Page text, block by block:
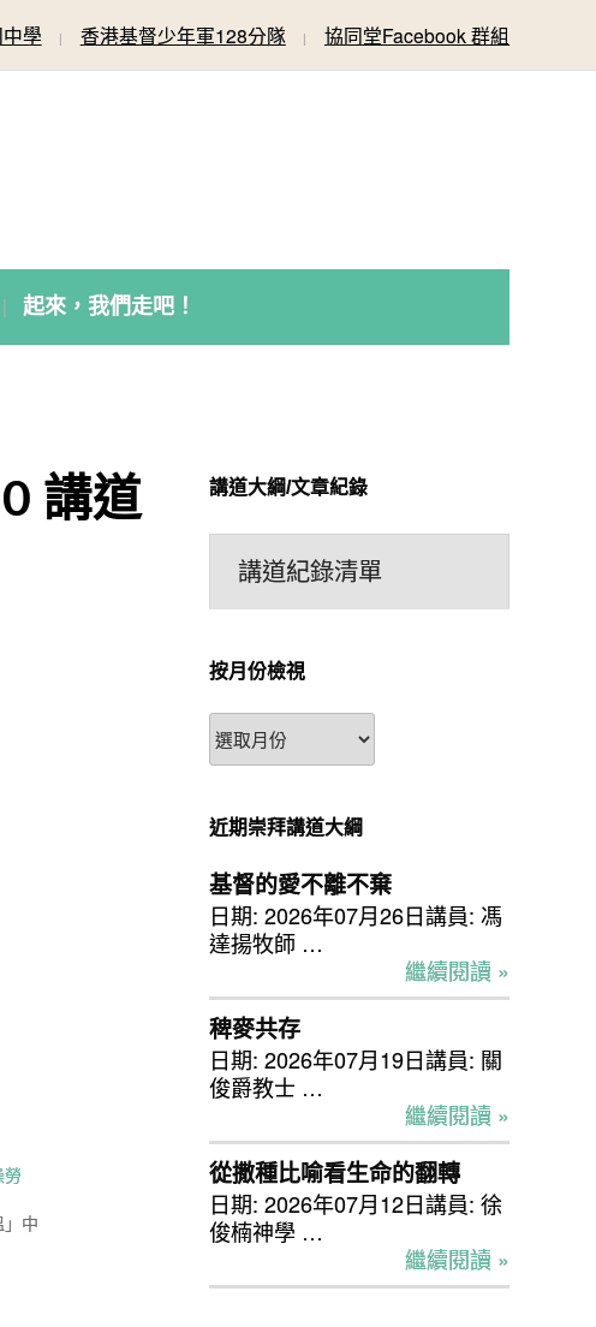
學 香港基督少年軍128分隊 協同堂Facebook 群組
起來，我們走吧！
講道
中
講道大綱/文章紀錄
講道紀錄清單
按月份檢視
按
月
視
近期崇拜講道大綱
基督的愛不離不棄
日期: 2026年07月26日講員: 馮
達揚牧師 …
繼續閱讀 »
稗麥共存
日期: 2026年07月19日講員: 關
俊爵教士 …
繼續閱讀 »
從撒種比喻看生命的翻轉
日期: 2026年07月12日講員: 徐
俊楠神學 …
繼續閱讀 »